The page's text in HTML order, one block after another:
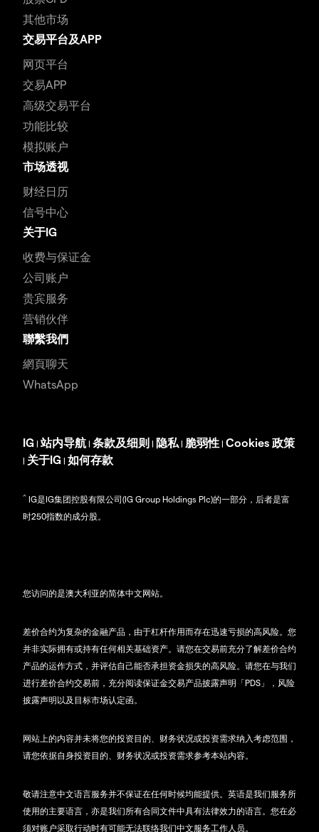
其他市场
交易平台及APP
网页平台
交易APP
高级交易平台
功能比较
模拟账户
市场透视
财经日历
信号中心
关于IG
收费与保证金
公司账户
贵宾服务
营销伙伴
聯繫我們
網頁聊天
WhatsApp
IG |站内导航 | 条款及细则 | 隐私 | 脆弱性 | Cookies 政策
| 关于IG | 如何存款
^ IG是IG集团控股有限公司(IG Group Holdings Plc)的一部分，后者是富
时250指数的成分股。
您访问的是澳大利亚的简体中文网站。
差价合约为复杂的金融产品，由于杠杆作用而存在迅速亏损的高风险。您
并非实际拥有或持有任何相关基础资产。请您在交易前充分了解差价合约
产品的运作方式，并评估自己能否承担资金损失的高风险。请您在与我们
进行差价合约交易前，充分阅读保证金交易产品披露声明「PDS」，风险
披露声明以及目标市场认定函。
网站上的内容并未将您的投资目的、财务状况或投资需求纳入考虑范围，
请您依据自身投资目的、财务状况或投资需求参考本站内容。
敬请注意中文语言服务并不保证在任何时候均能提供。英语是我们服务所
使用的主要语言，亦是我们所有合同文件中具有法律效力的语言。您在必
须对账户采取行动时有可能无法联络我们中文服务工作人员。